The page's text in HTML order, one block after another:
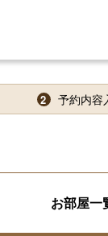
2 予約内容
お部屋一